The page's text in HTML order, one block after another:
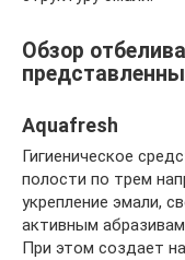
Обзор
Aquafresh
Гигиеническое
полости по трем
укрепление эмали,
активным
При этом создает